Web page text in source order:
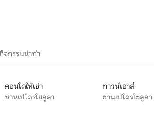
กิจกรรมน่าทำ
คอนโดให้เช่า
ซานเปโดรโชลูลา
ทาวน์เฮาส์
ซานเปโดรโชลูลา